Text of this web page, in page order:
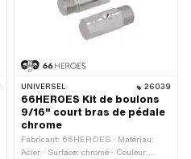
UNIVERSEL 26039
66HEROES Kit de boulons
9/16" court bras de pédale
chrome
Fabricant: 66HEROES · Matériau:
Acier · Surface: chromé · Couleur: